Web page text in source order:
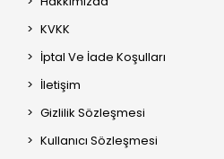
Roborock Q5 Pro+
Roborock Q5+
Roborock Q5
Roborock G10
Roborock E20
KVKK
İptal Ve İade Koşulları
İletişim
Gizlilik Sözleşmesi
Kullanıcı Sözleşmesi